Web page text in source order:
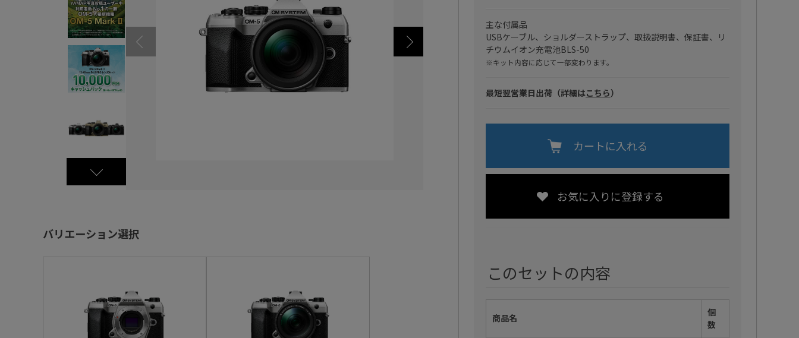
バリエーション選択
主な付属品
USBケーブル、ショルダーストラップ、取扱説明書、保証書、リ
チウムイオン充電池BLS-50
※キット内容に応じて一部変わります。
最短翌営業日出荷（詳細はこちら）
カートに入れる
このセットの内容
商品名
個
数
お気に入りに登録する